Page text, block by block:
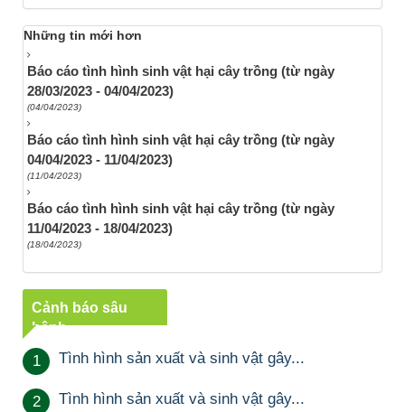
Những tin mới hơn
Báo cáo tình hình sinh vật hại cây trồng (từ ngày
28/03/2023 - 04/04/2023)
(04/04/2023)
Báo cáo tình hình sinh vật hại cây trồng (từ ngày
04/04/2023 - 11/04/2023)
(11/04/2023)
Báo cáo tình hình sinh vật hại cây trồng (từ ngày
11/04/2023 - 18/04/2023)
(18/04/2023)
Cảnh báo sâu
bệnh
1 Tình hình sản xuất và sinh vật gây...
2 Tình hình sản xuất và sinh vật gây...